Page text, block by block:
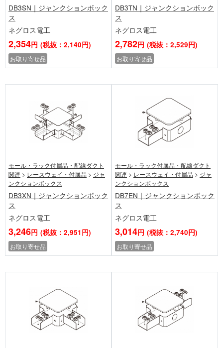
DB3SN｜ジャンクションボック
ス
ネグロス電工
2,354円 (税抜：2,140円)
お取り寄せ品
DB3TN｜ジャンクションボック
ス
ネグロス電工
2,782円 (税抜：2,529円)
お取り寄せ品
モール・ラック付属品・配線ダクト
関連 > レースウェイ・付属品 > ジャ
ンクションボックス
DB3XN｜ジャンクションボック
ス
ネグロス電工
3,246円 (税抜：2,951円)
お取り寄せ品
モール・ラック付属品・配線ダクト
関連 > レースウェイ・付属品 > ジャ
ンクションボックス
DB7EN｜ジャンクションボック
ス
ネグロス電工
3,014円 (税抜：2,740円)
お取り寄せ品